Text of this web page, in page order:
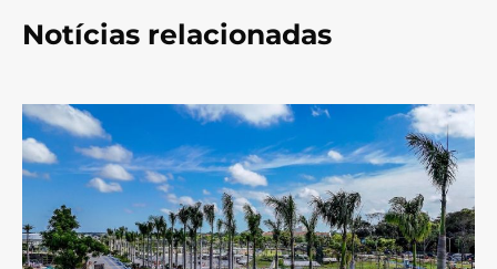
Notícias relacionadas